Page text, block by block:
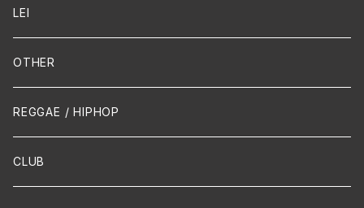
Guitar / Ukulele
Mandolin
声楽
吹奏楽
LEI
OTHER
REGGAE / HIPHOP
CLUB